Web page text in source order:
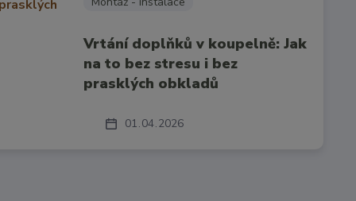
01 04 2026
Vrtání doplňků v koupelně: Jak
na to bez stresu i bez
prasklých obkladů